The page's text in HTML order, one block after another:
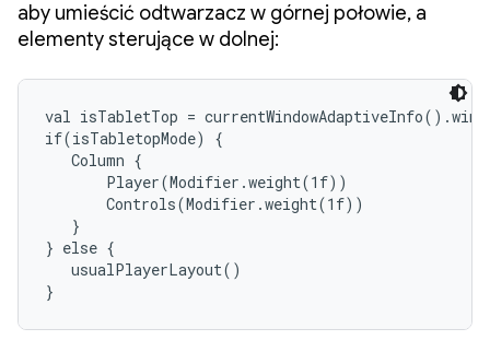
aby umieścić odtwarzacz w górnej połowie, a
elementy sterujące w dolnej:
val isTabletTop =
if(isTabletopMode) {
   Column {
       Player(Modifier.weight(1f))
       Controls(Modifier.weight(1f))
   }
} else {
   usualPlayerLayout()
}